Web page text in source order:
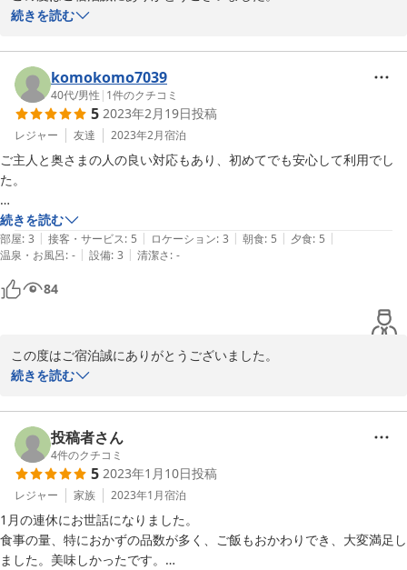
ご満足頂いたようで、とても嬉しく思います。
またの機会がありましたら、ご利用お待ちしております。
2023-02-27
続きを読む
komokomo7039
40代/男性 | 1件のクチコミ
5 2023年2月19日投稿
レジャー 友達 2023年2月宿泊
ご主人と奥さまの人の良い対応もあり、初めてでも安心して利用でし
た。
食事のおかずの種類が多いので、魚沼産の白米を食べたければ、おかず
を残すといった選択も必要になります。
チェックアウト後に乾燥室の暖房を入れて下さったのでウェアを乾かす
事ができ大変助かりました。
お風呂は街道の湯という温泉施設を利用したので評価ナシとしました。
続きを読む
部屋: 3 | 接客・サービス: 5 | ロケーション: 3 | 朝食: 5 | 夕食: 5 |
温泉・お風呂: - | 設備: 3 | 清潔さ: -
84
この度はご宿泊誠にありがとうございました。
ご満足いただいたようで、とても嬉しく思っています。
2023-02-19
続きを読む
投稿者さん
4件のクチコミ
5 2023年1月10日投稿
レジャー 家族 2023年1月宿泊
1月の連休にお世話になりました。
食事の量、特におかずの品数が多く、ご飯もおかわりでき、大変満足し
ました。美味しかったです。